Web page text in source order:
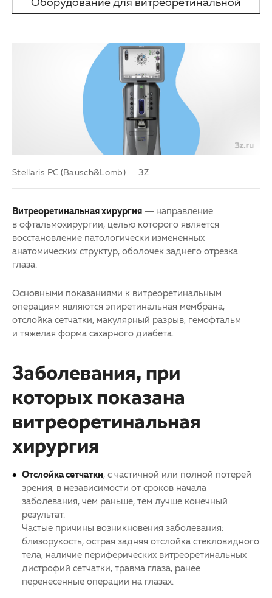
Партнерам
Клуб офтальмологов
Детская офтальмология
Stellaris PC (Bausch&Lomb) — 3Z
Витреоретинальная хирургия — направление
в офтальмохирургии, целью которого является
восстановление патологически измененных
анатомических структур, оболочек заднего отрезка
глаза.
Основными показаниями к витреоретинальным
операциям являются эпиретинальная мембрана,
отслойка сетчатки, макулярный разрыв, гемофтальм
и тяжелая форма сахарного диабета.
Заболевания, при
которых показана
витреоретинальная
хирургия
Отслойка сетчатки , с частичной или полной потерей
зрения, в независимости от сроков начала
заболевания, чем раньше, тем лучше конечный
результат.
Частые причины возникновения заболевания:
близорукость, острая задняя отслойка стекловидного
тела, наличие периферических витреоретинальных
дистрофий сетчатки, травма глаза, ранее
перенесенные операции на глазах.